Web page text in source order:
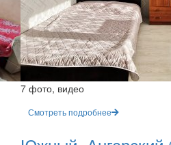
7 фото, видео
Смотреть подробнее